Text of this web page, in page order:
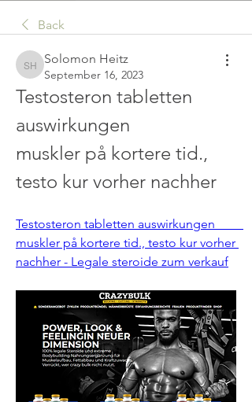
Back
Solomon Heitz
Solomon Heitz
September 16, 2023
Testosteron tabletten
auswirkungen
muskler på kortere tid.,
testo kur vorher nachher
Testosteron tabletten auswirkungen
muskler på kortere tid., testo kur vorher
nachher - Legale steroide zum verkauf